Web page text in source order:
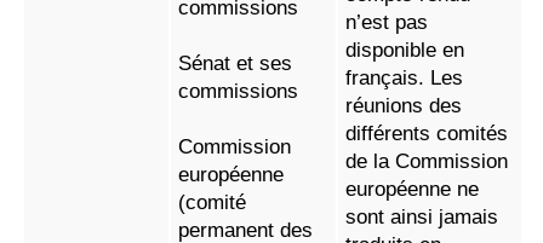
commissions
Sénat et ses
commissions
Commission
européenne
(comité
permanent des
n’est pas
disponible en
français. Les
réunions des
différents comités
de la Commission
européenne ne
sont ainsi jamais